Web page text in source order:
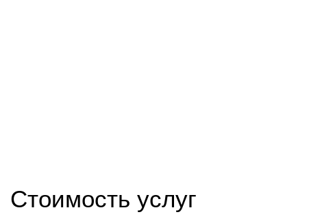
Стоимость услуг